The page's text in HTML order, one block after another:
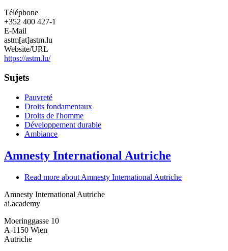
Téléphone
+352 400 427-1
E-Mail
astm[at]astm.lu
Website/URL
https://astm.lu/
Sujets
Pauvreté
Droits fondamentaux
Droits de l'homme
Développement durable
Ambiance
Amnesty International Autriche
Read more about Amnesty International Autriche
Amnesty International Autriche
ai.academy
Moeringgasse 10
A-1150 Wien
Autriche